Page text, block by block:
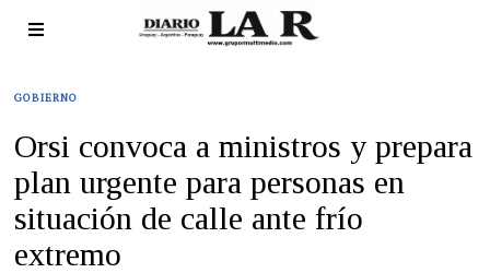
GOBIERNO
Orsi convoca a ministros y prepara
plan urgente para personas en
situación de calle ante frío
extremo